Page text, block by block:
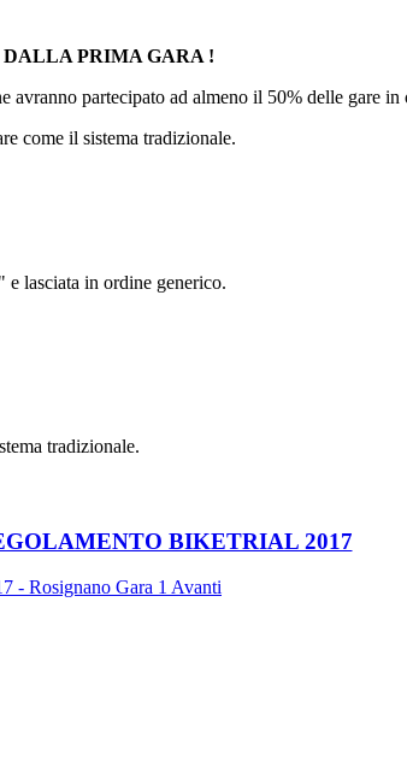
PRIMA GARA !
partecipato ad almeno il 50% delle gare in
come il sistema tradizionale.
lasciata in ordine generico.
tradizionale.
BIKETRIAL 2017
- Rosignano Gara 1 Avanti